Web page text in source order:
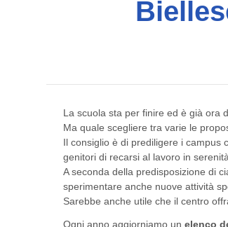
La scuola sta per finire ed è già ora
Ma quale scegliere tra varie le
Il consiglio è di prediligere i campus
genitori di recarsi al lavoro in
A seconda della predisposizione di
sperimentare anche nuove attività
Sarebbe anche utile che il centro
Ogni anno aggiorniamo un elenco